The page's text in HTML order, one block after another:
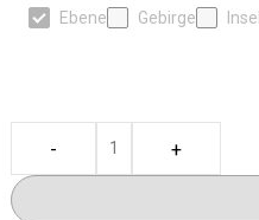
Ebene Gebirge
- +